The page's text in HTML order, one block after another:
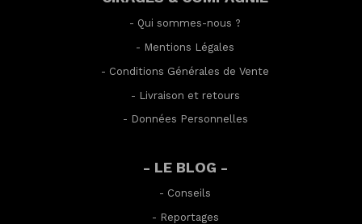
- Qui sommes-nous ?
- Mentions Légales
- Conditions Générales de Vente
- Livraison et retours
- Données Personnelles
- LE BLOG -
- Conseils
- Reportages